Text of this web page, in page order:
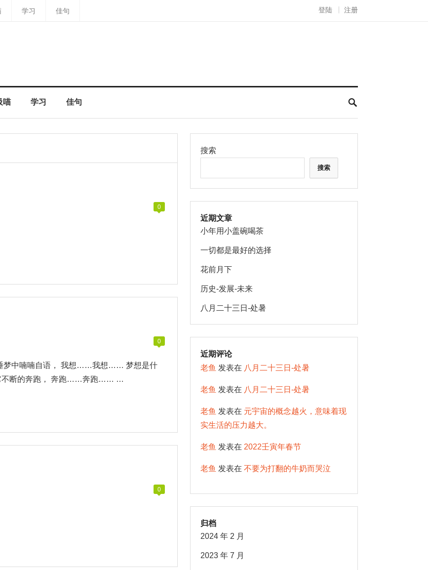
学习 佳句 登陆 注册
喵 学习 佳句
0
0
梦中喃喃自语， 我想……我想…… 梦想是什
不断的奔跑， 奔跑……奔跑…… …
0
搜索
搜索
近期文章
小年用小盖碗喝茶
一切都是最好的选择
花前月下
历史-发展-未来
八月二十三日-处暑
近期评论
老鱼 发表在 八月二十三日-处暑
老鱼 发表在 八月二十三日-处暑
老鱼 发表在 元宇宙的概念越火，意味着现
实生活的压力越大。
老鱼 发表在 2022壬寅年春节
老鱼 发表在 不要为打翻的牛奶而哭泣
归档
2024 年 2 月
2023 年 7 月